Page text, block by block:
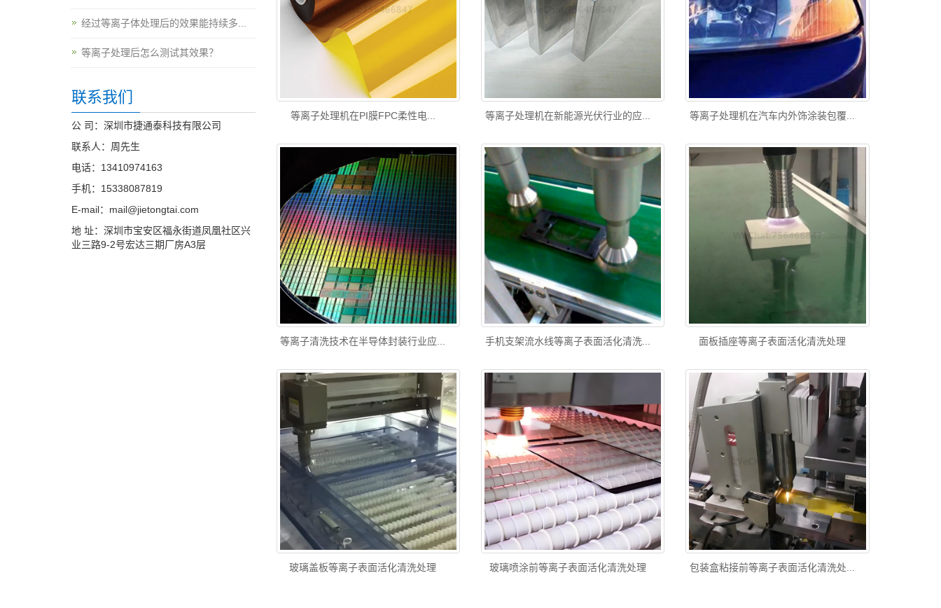
等离子处理机在PI膜FPC柔性电... 等离子处理机在新能源光伏行业的应... 等离子处理机在汽车内外饰涂装包覆...
等离子清洗技术在半导体封装行业应... 手机支架流水线等离子表面活化清洗... 面板插座等离子表面活化清洗处理
玻璃盖板等离子表面活化清洗处理 玻璃喷涂前等离子表面活化清洗处理 包装盒粘接前等离子表面活化清洗处...
经过等离子体处理后的效果能持续多...
等离子处理后怎么测试其效果？
联系我们
公 司：深圳市捷通泰科技有限公司
联系人：周先生
电话：13410974163
手机：15338087819
E-mail：mail@jietongtai.com
地 址：深圳市宝安区福永街道凤凰社区兴
业三路9-2号宏达三期厂房A3层